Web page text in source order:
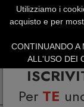
Per TE
Utilizziamo i
acquisto e per
CONTINUANDO A
ALL'USO DEI